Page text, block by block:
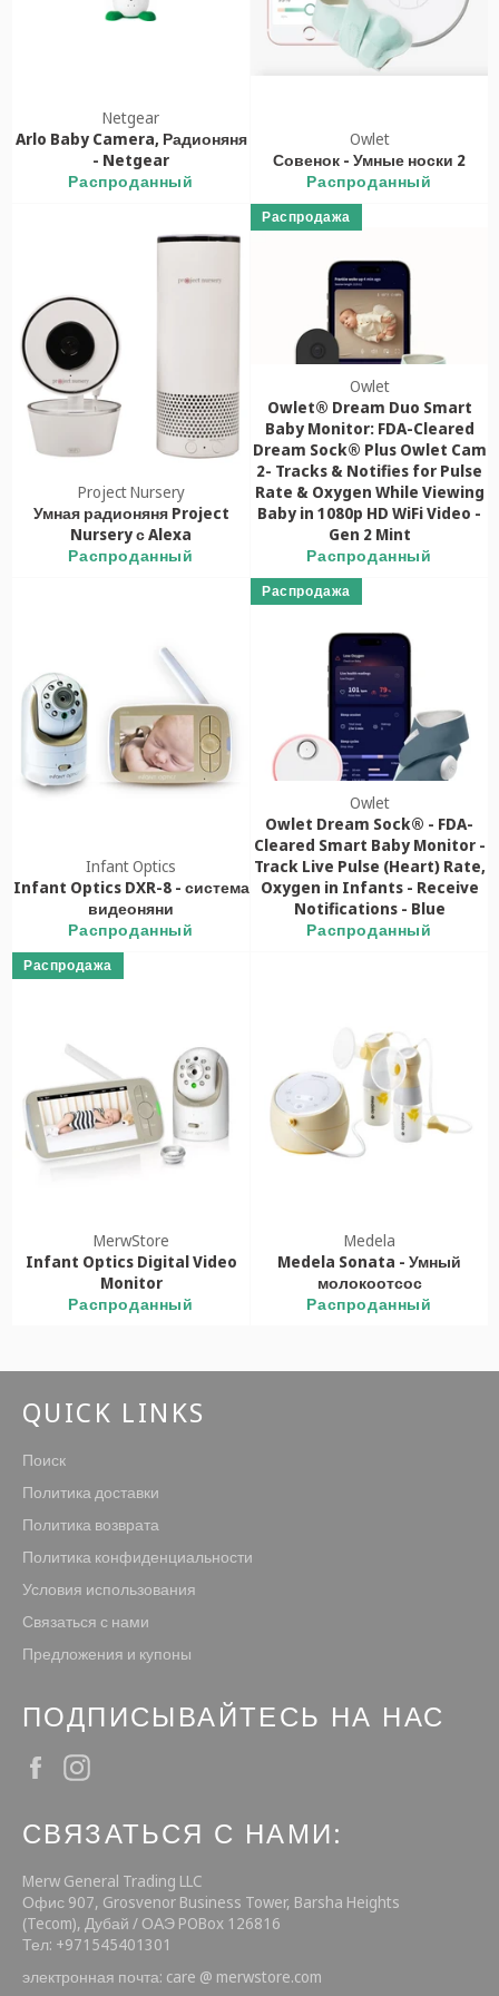
Netgear
Arlo Baby Camera, Радионяня
- Netgear
Распроданный
Owlet
Совенок - Умные носки 2
Распроданный
Project Nursery
Умная радионяня Project
Nursery с Alexa
Распроданный
Owlet
Owlet® Dream Duo Smart
Baby Monitor: FDA-Cleared
Dream Sock® Plus Owlet Cam
2- Tracks & Notifies for Pulse
Rate & Oxygen While Viewing
Baby in 1080p HD WiFi Video -
Gen 2 Mint
Распроданный
Распродажа
Infant Optics
Infant Optics DXR-8 - система
видеоняни
Распроданный
Owlet
Owlet Dream Sock® - FDA-
Cleared Smart Baby Monitor -
Track Live Pulse (Heart) Rate,
Oxygen in Infants - Receive
Notifications - Blue
Распроданный
Распродажа
MerwStore
Infant Optics Digital Video
Monitor
Распроданный
Распродажа
Medela
Medela Sonata - Умный
молокоотсос
Распроданный
QUICK LINKS
Поиск
Политика доставки
Политика возврата
Политика конфиденциальности
Условия использования
Связаться с нами
Предложения и купоны
ПОДПИСЫВАЙТЕСЬ НА НАС
Facebook
СВЯЗАТЬСЯ С НАМИ:
Merw General Trading LLC
Офис 907, Grosvenor Business Tower, Barsha Heights
(Tecom), Дубай / ОАЭ POBox 126816
Тел: +971545401301
электронная почта: care @ merwstore.com